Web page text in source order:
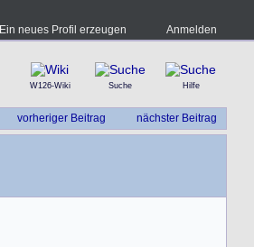
Ein neues Profil erzeugen Anmelden
W126-Wiki Suche Hilfe
vorheriger Beitrag nächster Beitrag